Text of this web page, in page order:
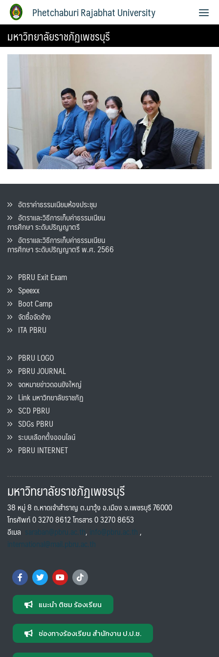
Phetchaburi Rajabhat University
มหาวิทยาลัยราชภัฏเพชรบุรี
อัตราค่าธรรมเนียมห้องประชุม
อัตราและวิธีการเก็บค่าธรรมเนียน
การศึกษา ระดับปริญญาตรี
อัตราและวิธีการเก็บค่าธรรมเนียน
การศึกษา ระดับปริญญาตรี พ.ศ. 2566
PBRU Exit Exam
Speexx
Boot Camp
จัดซื้อจัดจ้าง
ITA PBRU
PBRU LOGO
PBRU JOURNAL
จดหมายข่าวดอนขังใหญ่
Link มหาวิทยาลัยราชภัฏ
SCD PBRU
SDGs PBRU
ระบบเลือกตั้งออนไลน์
PBRU INTERNET
มหาวิทยาลัยราชภัฏเพชรบุรี
38 หมู่ 8 ถ.หาดเจ้าสำราญ ต.นาวุ้ง อ.เมือง จ.เพชรบุรี 76000
โทรศัพท์ 0 3270 8612 โทรสาร 0 3270 8653
อีเมล saraban@pbru.ac.th, info@pbru.ac.th,
international@mail.pbru.ac.th
แนะนำ ติชม ร้องเรียน
ช่องทางร้องเรียน สำนักงาน ป.ป.ช.